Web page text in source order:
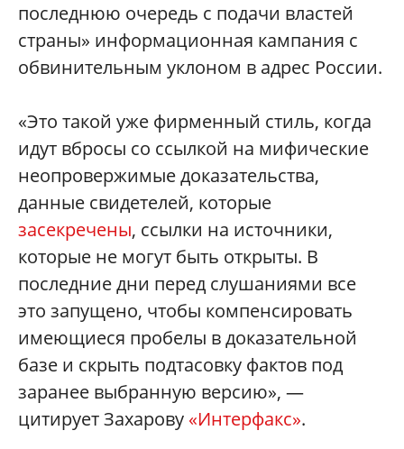
последнюю очередь с подачи властей
страны» информационная кампания с
обвинительным уклоном в адрес России.
«Это такой уже фирменный стиль, когда
идут вбросы со ссылкой на мифические
неопровержимые доказательства,
данные свидетелей, которые
засекречены, ссылки на источники,
которые не могут быть открыты. В
последние дни перед слушаниями все
это запущено, чтобы компенсировать
имеющиеся пробелы в доказательной
базе и скрыть подтасовку фактов под
заранее выбранную версию», —
цитирует Захарову «Интерфакс».